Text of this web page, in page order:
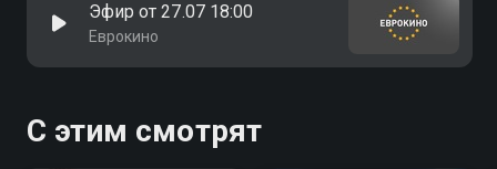
Эфир от 27.07 18:00
Еврокино
С этим смотрят